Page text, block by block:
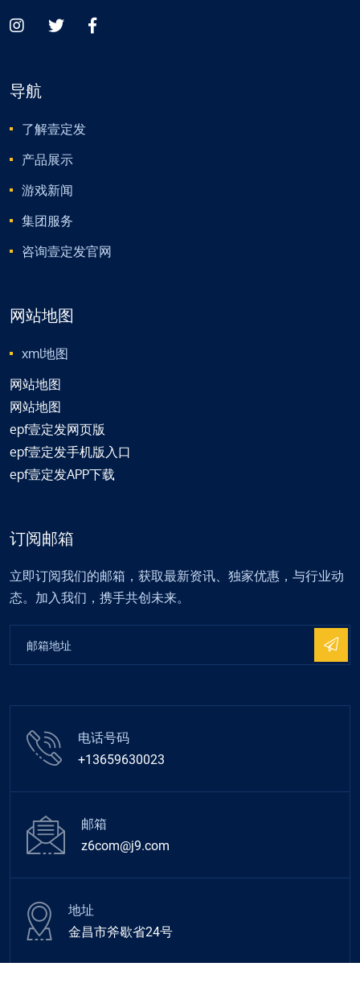
导航
了解壹定发
产品展示
游戏新闻
集团服务
咨询壹定发官网
网站地图
xml地图
网站地图
网站地图
epf壹定发网页版
epf壹定发手机版入口
epf壹定发APP下载
订阅邮箱
立即订阅我们的邮箱，获取最新资讯、独家优惠，与行业动
态。加入我们，携手共创未来。
电话号码
+13659630023
邮箱
z6com@j9.com
地址
金昌市斧歇省24号